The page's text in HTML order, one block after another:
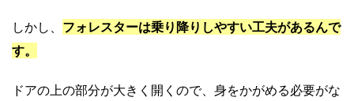
しかし、 フォレスターは乗り降りしやすい工夫があるんで
す。
ドアの上の部分が大きく開くので、身をかがめる必要がな